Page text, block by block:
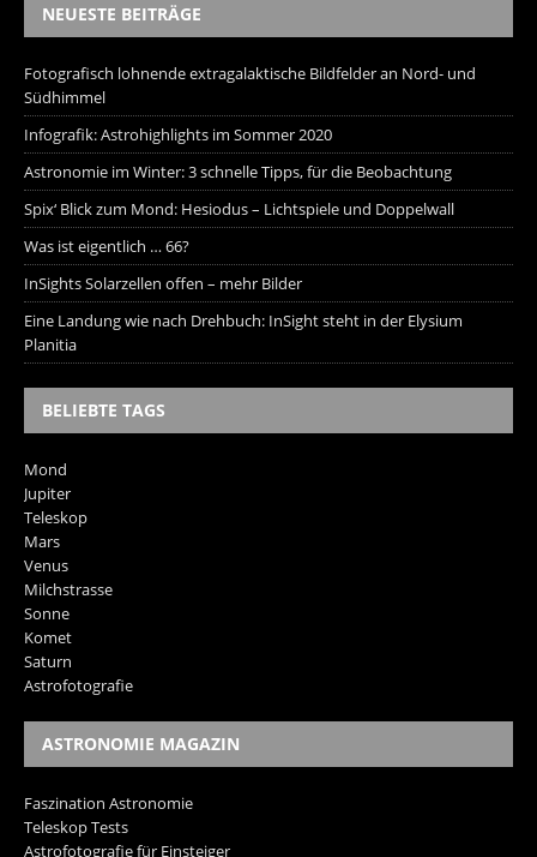
NEUESTE BEITRÄGE
Fotografisch lohnende extragalaktische Bildfelder an Nord- und
Südhimmel
Infografik: Astrohighlights im Sommer 2020
Astronomie im Winter: 3 schnelle Tipps, für die Beobachtung
Spix‘ Blick zum Mond: Hesiodus – Lichtspiele und Doppelwall
Was ist eigentlich … 66?
InSights Solarzellen offen – mehr Bilder
Eine Landung wie nach Drehbuch: InSight steht in der Elysium
Planitia
BELIEBTE TAGS
Mond
Jupiter
Teleskop
Mars
Venus
Milchstrasse
Sonne
Komet
Saturn
Astrofotografie
ASTRONOMIE MAGAZIN
Faszination Astronomie
Teleskop Tests
Astrofotografie für Einsteiger